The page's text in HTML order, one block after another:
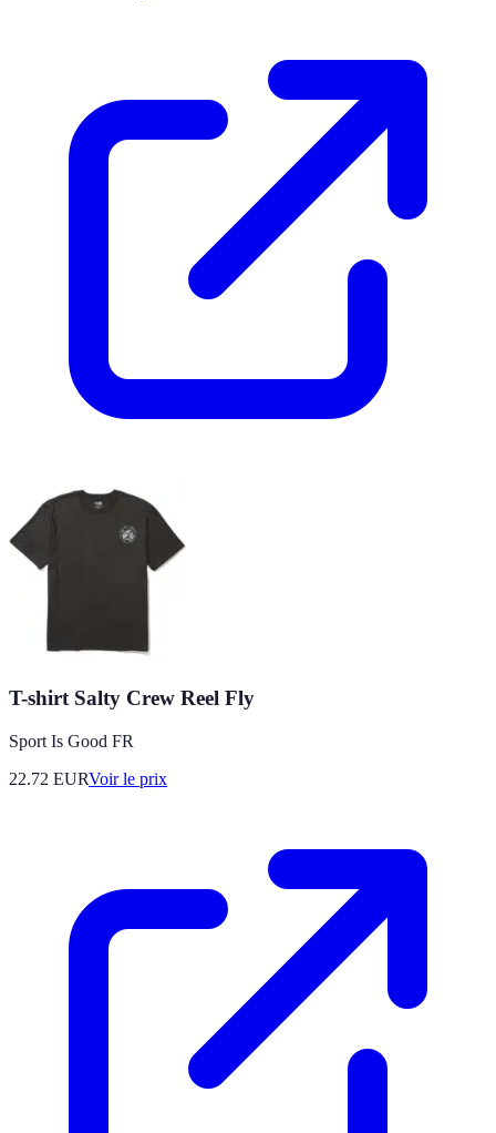
T-shirt Salty Crew Reel Fly
Sport Is Good FR
22.72 EURVoir le prix